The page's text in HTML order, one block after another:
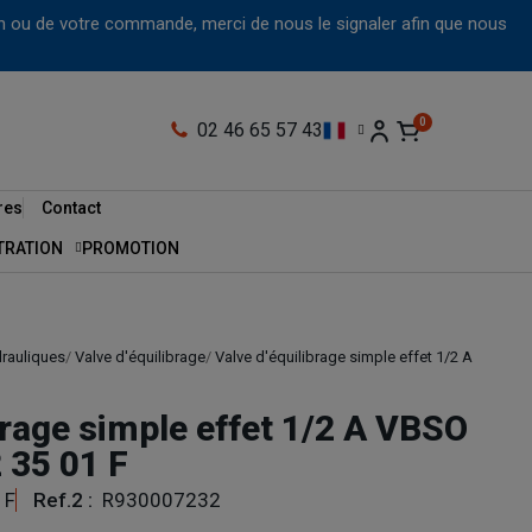
de votre commande, merci de nous le signaler afin que nous
02 46 65 57 43
Contact
PROMOTION
Valve d'équilibrage Valve d'équilibrage simple effet 1/2 A
simple effet 1/2 A VBSO
01 F
Ref.2 : R930007232